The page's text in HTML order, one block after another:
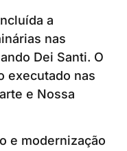
a
nas
Dei Santi. O
executado nas
e Nossa
e modernização